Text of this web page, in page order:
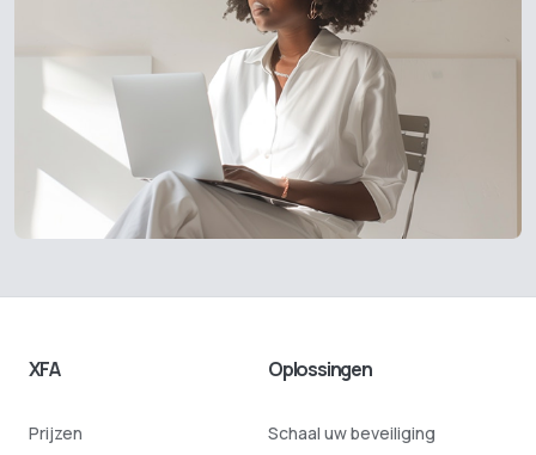
XFA
Prijzen
Oplossingen
Schaal uw beveiliging